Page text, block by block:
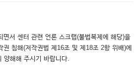
면서 센터 관련 언론 스크랩(불법복제에 해당)을
침해(저작권법 제16조 및 제18조 2항 위배)에
양해해 주시기 바랍니다.